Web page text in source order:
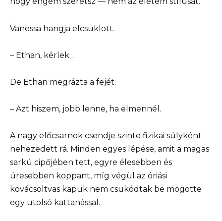
Vanessa hangja elcsuklott.
– Ethan, kérlek…
De Ethan megrázta a fejét.
– Azt hiszem, jobb lenne, ha elmennél.
A nagy előcsarnok csendje szinte fizikai súlyként
nehezedett rá. Minden egyes lépése, amit a magas
sarkú cipőjében tett, egyre élesebben és
üresebben koppant, míg végül az óriási
kovácsoltvas kapuk nem csukódtak be mögötte
egy utolsó kattanással.